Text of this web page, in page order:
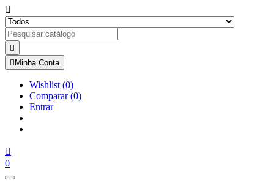


 Minha Conta
Wishlist (0)
Comparar(0)
Entrar

0